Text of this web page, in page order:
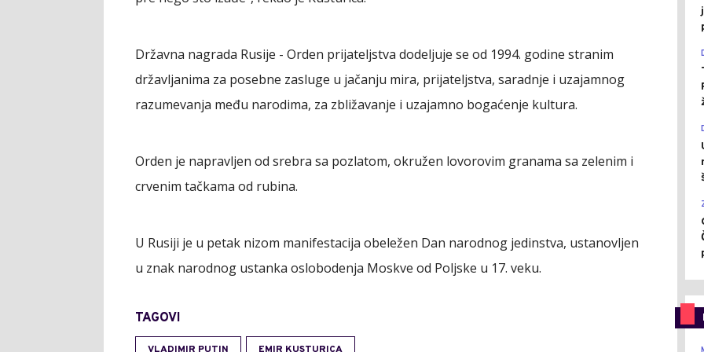
Državna nagrada Rusije - Orden prijateljstva dodeljuje se od 1994. godine stranim
državljanima za posebne zasluge u jačanju mira, prijateljstva, saradnje i uzajamnog
razumevanja među narodima, za zbližavanje i uzajamno bogaćenje kultura.
Orden je napravljen od srebra sa pozlatom, okružen lovorovim granama sa zelenim i
crvenim tačkama od rubina.
U Rusiji je u petak nizom manifestacija obeležen Dan narodnog jedinstva, ustanovljen
u znak narodnog ustanka oslobodenja Moskve od Poljske u 17. veku.
TAGOVI